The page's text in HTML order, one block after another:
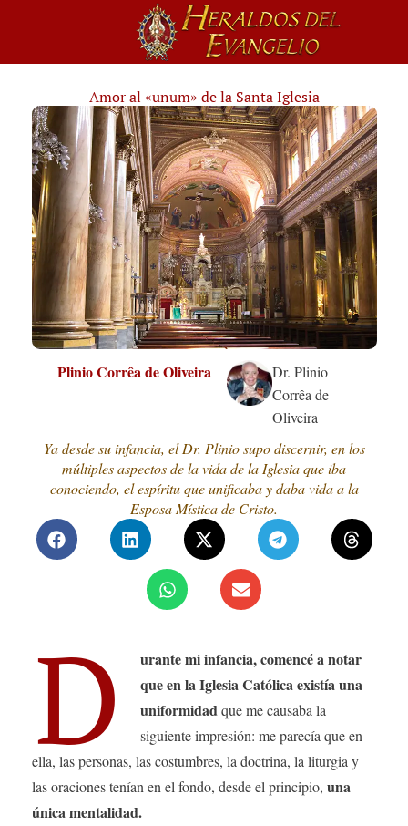
Amor al «unum» de la Santa Iglesia
Plinio Corrêa de Oliveira
Dr. Plinio
Corrêa de
Oliveira
Ya desde su infancia, el Dr. Plinio supo discernir, en los
múltiples aspectos de la vida de la Iglesia que iba
conociendo, el espíritu que unificaba y daba vida a la
Esposa Mística de Cristo.
D
urante mi infancia, comencé a notar
que en la Iglesia Católica existía una
uniformidadque me causaba la
siguiente impresión: me parecía que en
ella, las personas, las costumbres, la doctrina, la liturgia y
las oraciones tenían en el fondo, desde el principio, una
única mentalidad.